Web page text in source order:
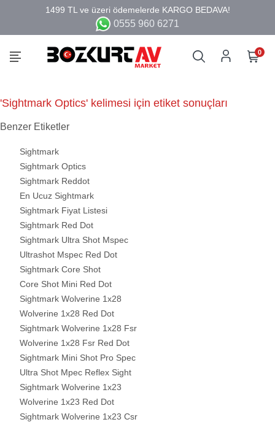
0555 960 6271
0
'Sightmark Optics' kelimesi için etiket sonuçları
Benzer Etiketler
Sightmark
Sightmark Optics
Sightmark Reddot
En Ucuz Sightmark
Sightmark Fiyat Listesi
Sightmark Red Dot
Sightmark Ultra Shot Mspec
Ultrashot Mspec Red Dot
Sightmark Core Shot
Core Shot Mini Red Dot
Sightmark Wolverine 1x28
Wolverine 1x28 Red Dot
Sightmark Wolverine 1x28 Fsr
Wolverine 1x28 Fsr Red Dot
Sightmark Mini Shot Pro Spec
Ultra Shot Mpec Reflex Sight
Sightmark Wolverine 1x23
Wolverine 1x23 Red Dot
Sightmark Wolverine 1x23 Csr